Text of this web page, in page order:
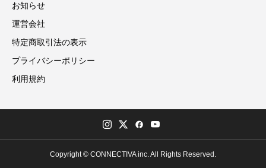
お知らせ
運営会社
特定商取引法の表示
プライバシーポリシー
利用規約
Copyright © CONNECTIVA inc. All Rights Reserved.